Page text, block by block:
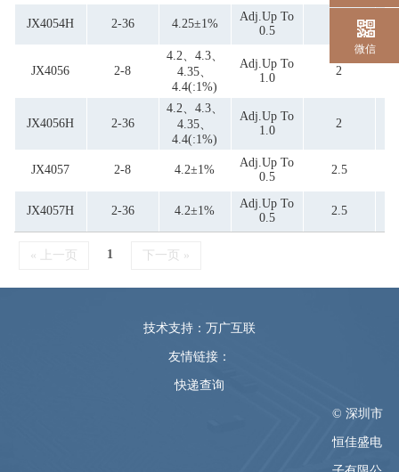
JX4054H 2-36 4.25±1%
Adj.up To
0.5
JX4056 2-8
4.2、4.3、
4.35、
4.4(:1%)
Adj.up To
1.0
2
JX4056H 2-36
4.2、4.3、
4.35、
4.4(:1%)
Adj.up To
1.0
2
JX4057 2-8 4.2±1%
Adj.up To
0.5
2.5
JX4057H 2-36 4.2±1%
Adj.up To
0.5
2.5
« 上一页 1 下一页 »
技术支持：万广互联
友情链接：
快递查询
© 深圳市
恒佳盛电
微信